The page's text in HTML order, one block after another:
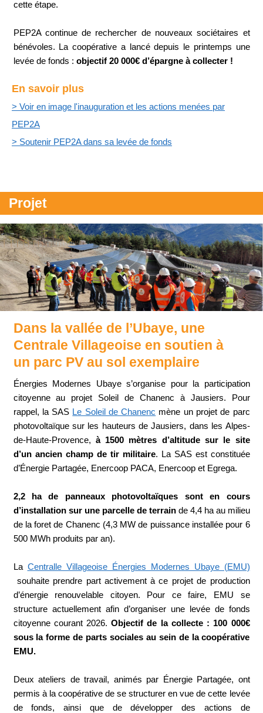
cette étape.
PEP2A continue de rechercher de nouveaux sociétaires et
bénévoles. La coopérative a lancé depuis le printemps une
levée de fonds : objectif 20 000€ d’épargne à collecter ! ​​​​​​
En savoir plus
> Voir en image l'inauguration et les actions menées par
PEP2A
> Soutenir PEP2A dans sa levée de fonds
Projet
Dans la vallée de l’Ubaye, une
Centrale Villageoise en soutien à
un parc PV au sol exemplaire
Énergies Modernes Ubaye s’organise pour la participation
citoyenne au projet Soleil de Chanenc à Jausiers. Pour
rappel, la SAS Le Soleil de Chanenc mène un projet de parc
photovoltaïque sur les hauteurs de Jausiers, dans les Alpes-
de-Haute-Provence, à 1500 mètres d’altitude sur le site
d’un ancien champ de tir militaire. La SAS est constituée
d’Énergie Partagée, Enercoop PACA, Enercoop et Egrega.
2,2 ha de panneaux photovoltaïques sont en cours
d’installation sur une parcelle de terrainde 4,4 ha au milieu
de la foret de Chanenc (4,3 MW de puissance installée pour 6
500 MWh produits par an).
La Centralle Villageoise Énergies Modernes Ubaye (EMU)
souhaite prendre part activement à ce projet de production
d’énergie renouvelable citoyen. Pour ce faire, EMU se
structure actuellement afin d’organiser une levée de fonds
citoyenne courant 2026.Objectif de la collecte : 100 000€
sous la forme de parts sociales au sein de la coopérative
EMU.
Deux ateliers de travail, animés par Énergie Partagée, ont
permis à la coopérative de se structurer en vue de cette levée
de fonds, ainsi que de développer des actions de